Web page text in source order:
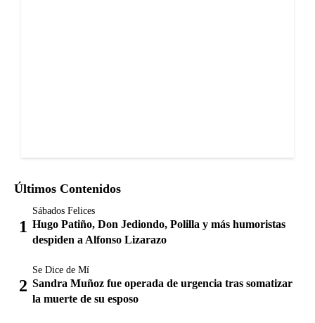
Últimos Contenidos
Sábados Felices
Hugo Patiño, Don Jediondo, Polilla y más humoristas
despiden a Alfonso Lizarazo
Se Dice de Mí
Sandra Muñoz fue operada de urgencia tras somatizar
la muerte de su esposo